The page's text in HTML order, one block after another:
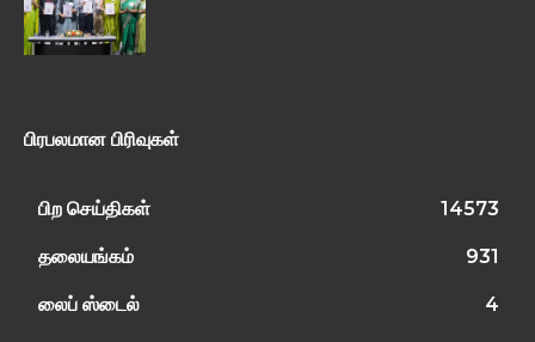
பிரபலமான பிரிவுகள்
பிற செய்திகள் 14573
தலையங்கம் 931
லைப் ஸ்டைல் 4